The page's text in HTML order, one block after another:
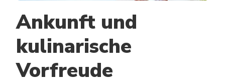
Ankunft und
kulinarische
Vorfreude